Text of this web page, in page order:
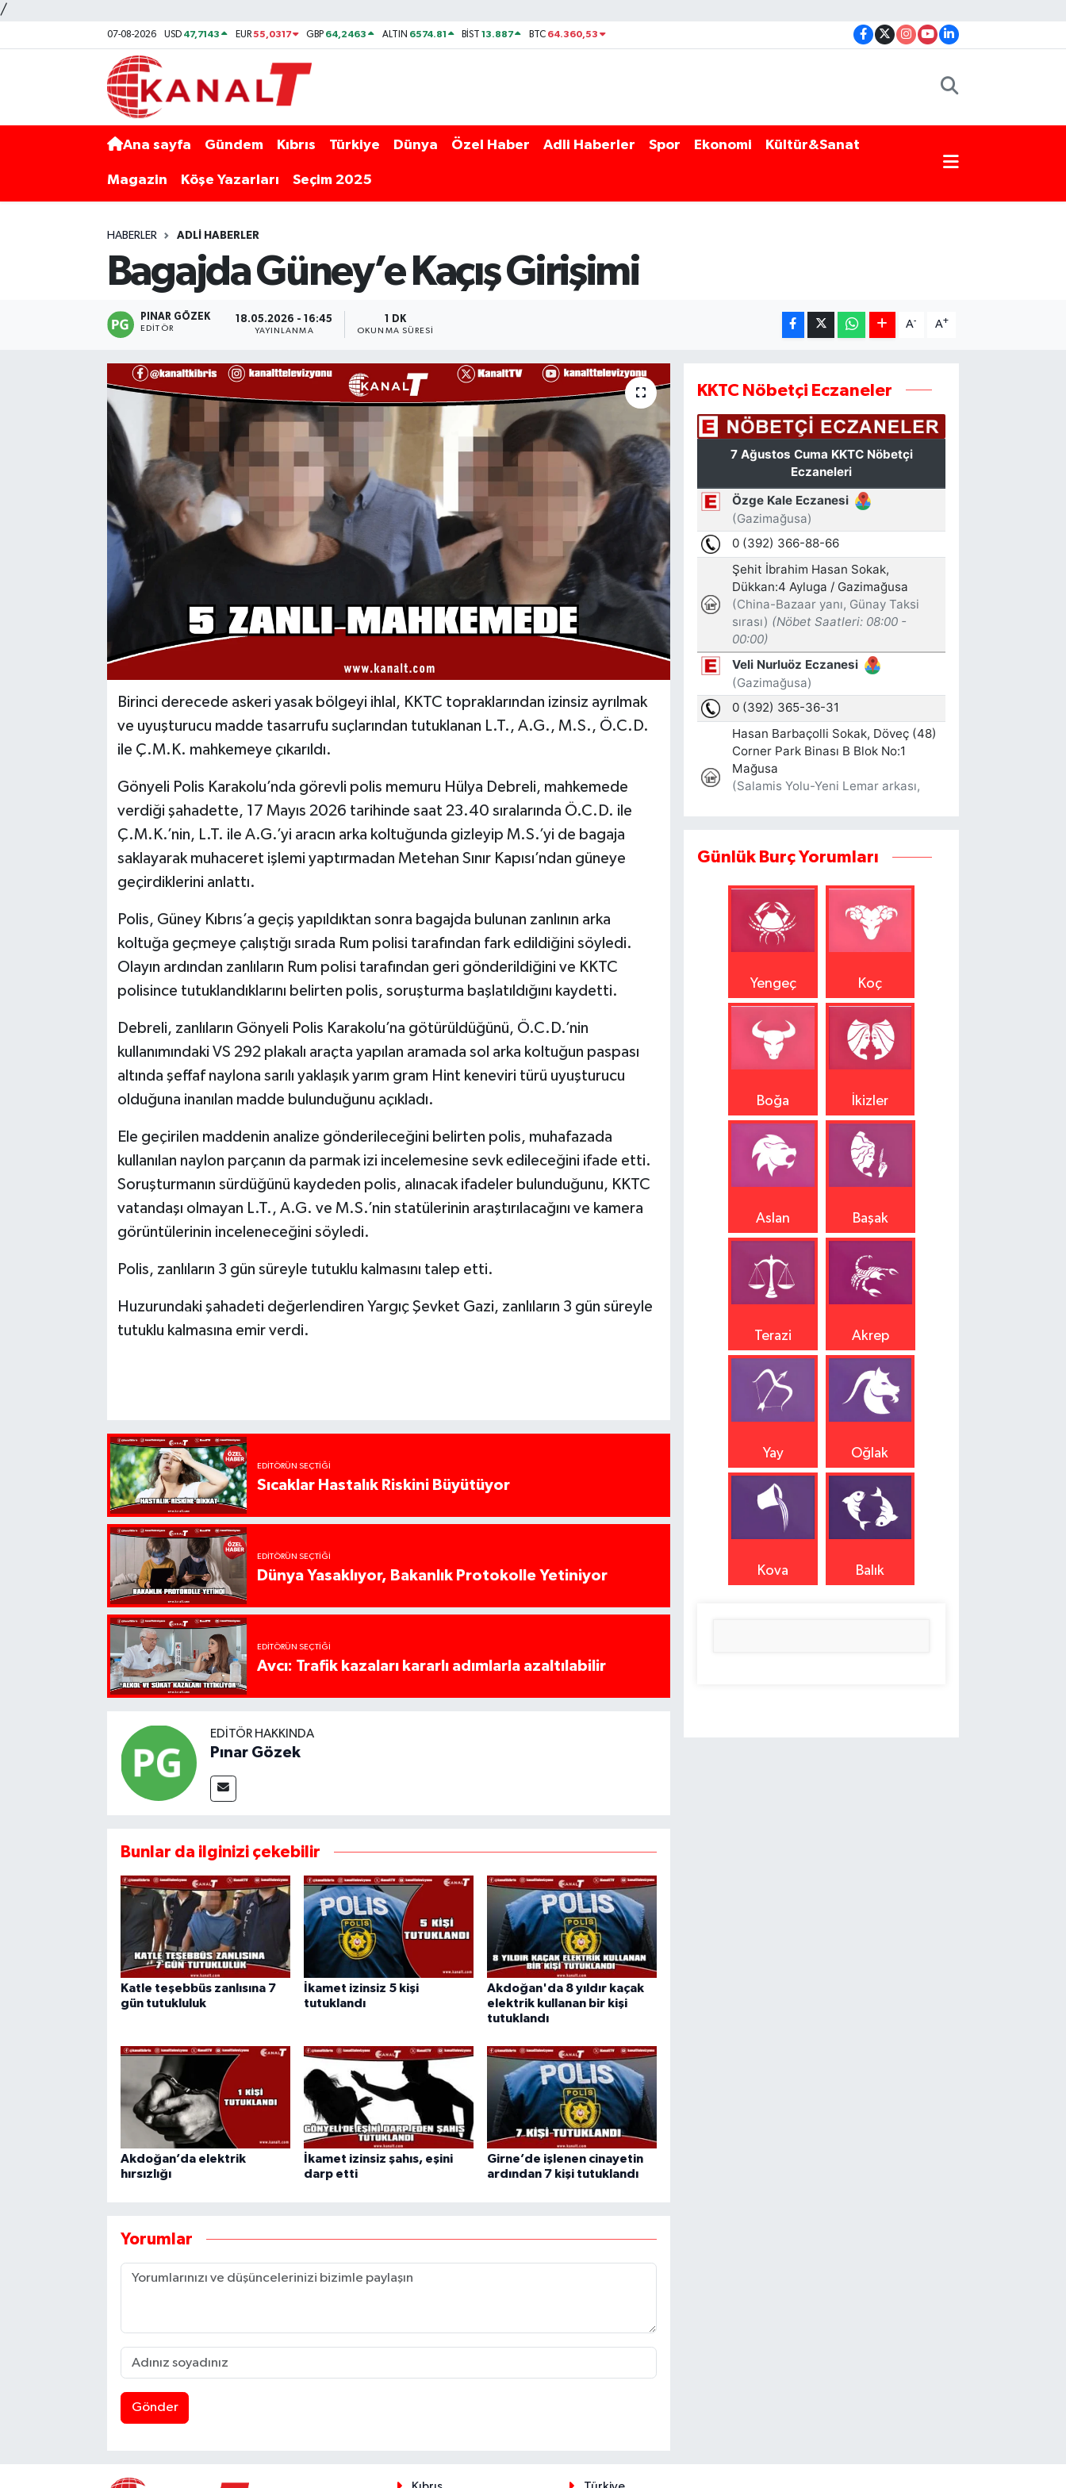
/
07-08-2026 USD 47,7143 EUR55,0317 GBP 64,2463 ALTIN 6574.81 BİST13.887 BTC 64.360,53
Ana sayfa Gündem Kıbrıs Türkiye Dünya Özel Haber Adli Haberler Spor Ekonomi Kültür&Sanat
Magazin Köşe Yazarları Seçim 2025
HABERLER ADLI HABERLER
Bagajda Güney’e Kaçış Girişimi
PINAR GÖZEK
EDITÖR
18.05.2026 - 16:45
YAYINLANMA
1 DK
OKUNMA SÜRESI
A- A+
Birinci derecede askeri yasak bölgeyi ihlal, KKTC topraklarından izinsiz ayrılmak
ve uyuşturucu madde tasarrufu suçlarından tutuklanan L.T., A.G., M.S., Ö.C.D.
ile Ç.M.K. mahkemeye çıkarıldı.
Gönyeli Polis Karakolu’nda görevli polis memuru Hülya Debreli, mahkemede
verdiği şahadette, 17 Mayıs 2026 tarihinde saat 23.40 sıralarında Ö.C.D. ile
Ç.M.K.’nin, L.T. ile A.G.’yi aracın arka koltuğunda gizleyip M.S.’yi de bagaja
saklayarak muhaceret işlemi yaptırmadan Metehan Sınır Kapısı’ndan güneye
geçirdiklerini anlattı.
Polis, Güney Kıbrıs’a geçiş yapıldıktan sonra bagajda bulunan zanlının arka
koltuğa geçmeye çalıştığı sırada Rum polisi tarafından fark edildiğini söyledi.
Olayın ardından zanlıların Rum polisi tarafından geri gönderildiğini ve KKTC
polisince tutuklandıklarını belirten polis, soruşturma başlatıldığını kaydetti.
Debreli, zanlıların Gönyeli Polis Karakolu’na götürüldüğünü, Ö.C.D.’nin
kullanımındaki VS 292 plakalı araçta yapılan aramada sol arka koltuğun paspası
altında şeffaf naylona sarılı yaklaşık yarım gram Hint keneviri türü uyuşturucu
olduğuna inanılan madde bulunduğunu açıkladı.
Ele geçirilen maddenin analize gönderileceğini belirten polis, muhafazada
kullanılan naylon parçanın da parmak izi incelemesine sevk edileceğini ifade etti.
Soruşturmanın sürdüğünü kaydeden polis, alınacak ifadeler bulunduğunu, KKTC
vatandaşı olmayan L.T., A.G. ve M.S.’nin statülerinin araştırılacağını ve kamera
görüntülerinin inceleneceğini söyledi.
Polis, zanlıların 3 gün süreyle tutuklu kalmasını talep etti.
Huzurundaki şahadeti değerlendiren Yargıç Şevket Gazi, zanlıların 3 gün süreyle
tutuklu kalmasına emir verdi.
EDITÖRÜN SEÇTIĞI
Sıcaklar Hastalık Riskini Büyütüyor
EDITÖRÜN SEÇTIĞI
Dünya Yasaklıyor, Bakanlık Protokolle Yetiniyor
EDITÖRÜN SEÇTIĞI
Avcı: Trafik kazaları kararlı adımlarla azaltılabilir
EDITÖR HAKKINDA
Pınar Gözek
Bunlar da ilginizi çekebilir
Katle teşebbüs zanlısına 7
gün tutukluluk
İkamet izinsiz 5 kişi
tutuklandı
Akdoğan'da 8 yıldır kaçak
elektrik kullanan bir kişi
tutuklandı
Akdoğan’da elektrik
hırsızlığı
İkamet izinsiz şahıs, eşini
darp etti
Girne’de işlenen cinayetin
ardından 7 kişi tutuklandı
Yorumlar
Gönder
KKTC Nöbetçi Eczaneler
Günlük Burç Yorumları
Yengeç Koç
Boğa İkizler
Aslan Başak
Terazi Akrep
Yay Oğlak
Kova Balık